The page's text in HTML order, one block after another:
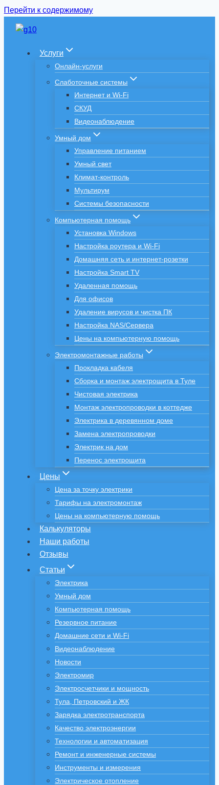
Перейти к содержимому
Услуги
Онлайн-услуги
Слаботочные системы
Интернет и Wi-Fi
СКУД
Видеонаблюдение
Умный дом
Управление питанием
Умный свет
Климат-контроль
Мультирум
Системы безопасности
Компьютерная помощь
Установка Windows
Настройка роутера и Wi-Fi
Домашняя сеть и интернет-розетки
Настройка Smart TV
Удаленная помощь
Для офисов
Удаление вирусов и чистка ПК
Настройка NAS/Сервера
Цены на компьютерную помощь
Электромонтажные работы
Прокладка кабеля
Сборка и монтаж электрощита в Туле
Чистовая электрика
Монтаж электропроводки в коттедже
Электрика в деревянном доме
Замена электропроводки
Электрик на дом
Перенос электрощита
Цены
Цена за точку электрики
Тарифы на электромонтаж
Цены на компьютерную помощь
Калькуляторы
Наши работы
Отзывы
Статьи
Электрика
Умный дом
Компьютерная помощь
Резервное питание
Домашние сети и Wi-Fi
Видеонаблюдение
Новости
Электромир
Электросчетчики и мощность
Тула, Петровский и ЖК
Зарядка электротранспорта
Качество электроэнергии
Технологии и автоматизация
Ремонт и инженерные системы
Инструменты и измерения
Электрическое отопление